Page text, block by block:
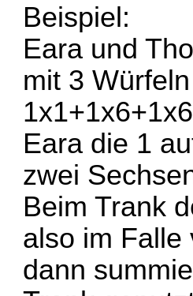
Beispiel:
Eara und
mit 3
Eara die 1
zwei
Beim Trank
also im Falle
dann